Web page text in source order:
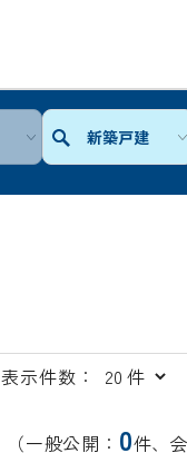
新築戸建
表示件数：
（一般公開： 0件、